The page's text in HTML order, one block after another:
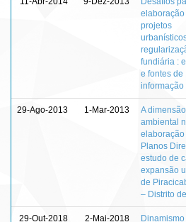
elaboração
projetos
fundiária :
e fontes de
informação
29-Ago-2013 1-Mar-2013
A dimensão
ambiental
elaboração
Planos
estudo de
expansão
de
– Distrito
29-Out-2018 2-Mai-2018
Dinamismo